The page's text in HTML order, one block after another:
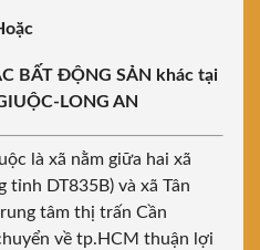
BẤT ĐỘNG SẢN khác tại
LONG AN
là xã nằm giữa hai xã
tỉnh DT835B) và xã Tân
tâm thị trấn Cần
về tp.HCM thuận lợi